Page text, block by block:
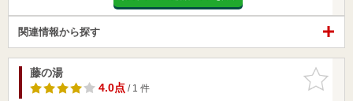
関連情報から探す
お気に入
りに追加
藤の湯
4.0点/ 1 件